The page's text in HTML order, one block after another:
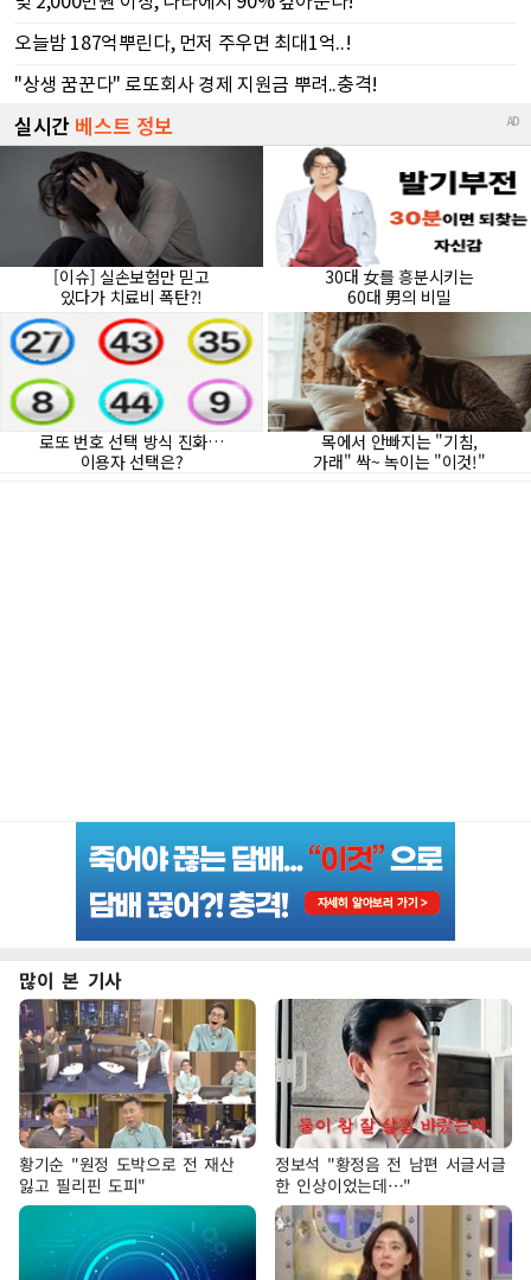
많이 본 기사
황기순 "원정 도박으로 전 재산
잃고 필리핀 도피"
정보석 "황정음 전 남편 서글서글
한 인상이었는데…"